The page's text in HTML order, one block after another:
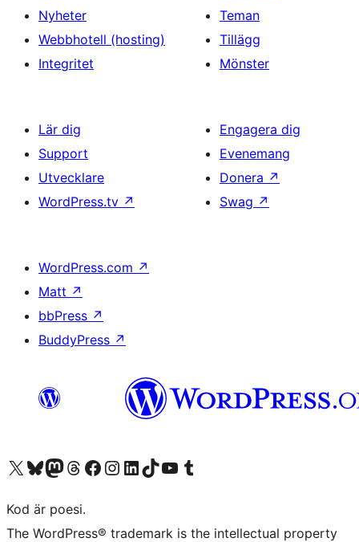
Nyheter
Webbhotell (hosting)
Integritet
Teman
Tillägg
Mönster
Lär dig
Support
Utvecklare
WordPress.tv ↗
Engagera dig
Evenemang
Donera ↗
Swag ↗
WordPress.com ↗
Matt ↗
bbPress ↗
BuddyPress ↗
Besök vår X-konto (f.d. Twitter)
Besök vårt Bluesky-konto
Besök vårt Mastodon-konto
Besök vårt Thread-konto
Besök vår Facebook-sidaBesök vårt Instagram-konto
Besök vårt LinkedIn-konto
Besök vårt TikTok-konto
Besök vår YouTube-kanalBesök vårt Tumblr-konto
Kod är poesi.
The WordPress® trademark is the intellectual property